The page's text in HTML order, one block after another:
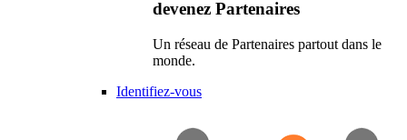
devenez Partenaires
Un réseau de Partenaires partout dans le
monde.
Identifiez-vous